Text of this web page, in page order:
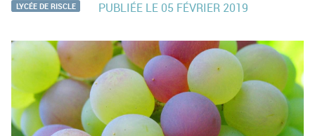
LYCÉE DE RISCLE PUBLIÉE LE 05 FÉVRIER 2019